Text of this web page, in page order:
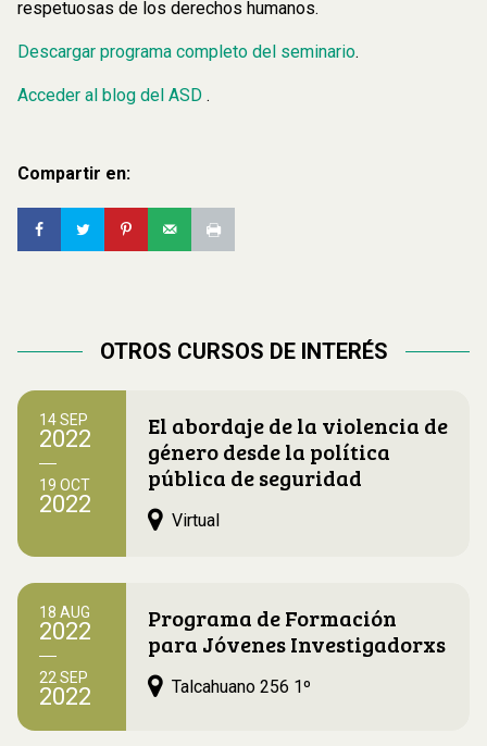
respetuosas de los derechos humanos.
Descargar programa completo del seminario.
Acceder al blog del ASD .
Compartir en:
OTROS CURSOS DE INTERÉS
14 SEP
2022
19 OCT
2022
El abordaje de la violencia de
género desde la política
pública de seguridad
Virtual
18 AUG
2022
22 SEP
2022
Programa de Formación
para Jóvenes Investigadorxs
Talcahuano 256 1º